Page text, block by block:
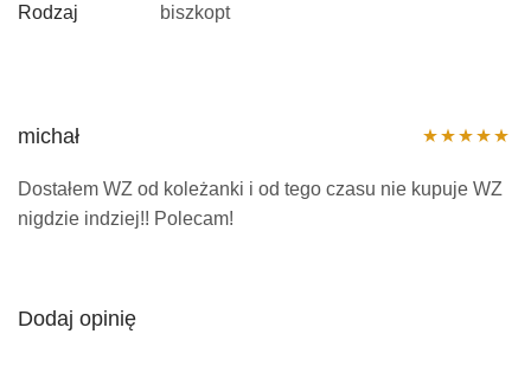
Rodzaj biszkopt
na 5
michał
Dostałem WZ od koleżanki i od tego czasu nie kupuje WZ
nigdzie indziej!! Polecam!
Dodaj opinię